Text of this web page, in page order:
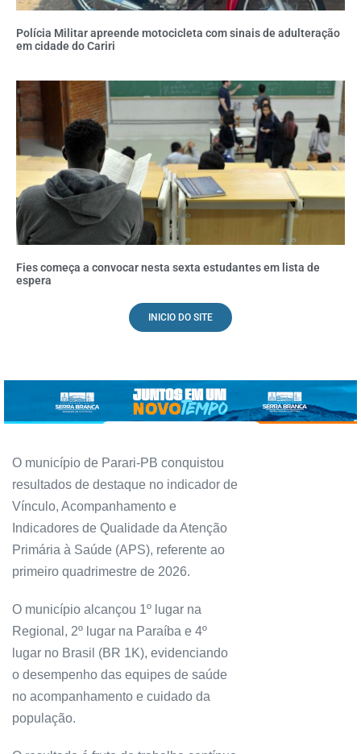
Polícia Militar apreende motocicleta com sinais de adulteração
em cidade do Cariri
Fies começa a convocar nesta sexta estudantes em lista de
espera
INICIO DO SITE
O município de Parari-PB conquistou
resultados de destaque no indicador de
Vínculo, Acompanhamento e
Indicadores de Qualidade da Atenção
Primária à Saúde (APS), referente ao
primeiro quadrimestre de 2026.
O município alcançou 1º lugar na
Regional, 2º lugar na Paraíba e 4º
lugar no Brasil (BR 1K), evidenciando
o desempenho das equipes de saúde
no acompanhamento e cuidado da
população.